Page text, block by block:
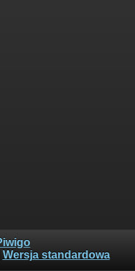
Wersja standardowa